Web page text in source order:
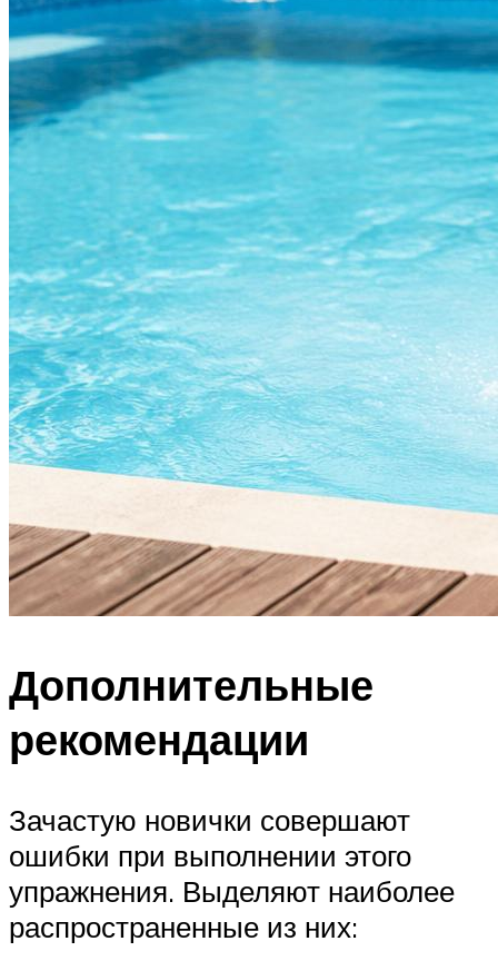
Дополнительные
рекомендации
Зачастую новички совершают
ошибки при выполнении этого
упражнения. Выделяют наиболее
распространенные из них: